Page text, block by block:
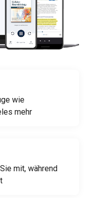
wie
mehr
mit, während